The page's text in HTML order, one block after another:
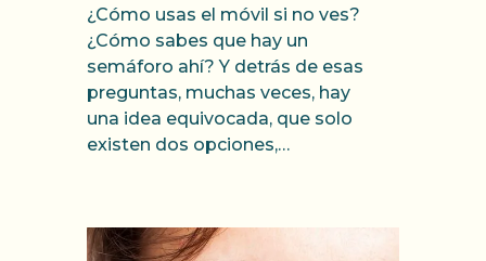
¿Cómo usas el móvil si no ves?
¿Cómo sabes que hay un
semáforo ahí? Y detrás de esas
preguntas, muchas veces, hay
una idea equivocada, que solo
existen dos opciones,…